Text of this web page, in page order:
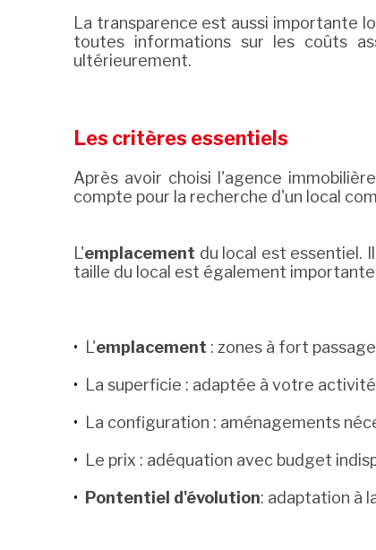
La transparence est aussi importante
toutes informations sur les coûts
ultérieurement.
Les critères essentiels
Après avoir choisi l'agence
compte pour la recherche d'un local
L'emplacement du local est essentiel.
taille du local est également
L'emplacement : zones à fort
La superficie : adaptée à votre
La configuration : aménagements
Le prix : adéquation avec budget
Pontentiel d'évolution: adaptation à